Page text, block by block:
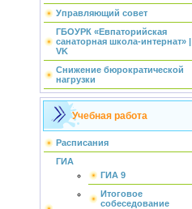
Управляющий совет
ГБОУРК «Евпаторийская
санаторная школа-интернат» |
VK
Снижение бюрократической
нагрузки
Учебная работа
Расписания
ГИА
ГИА 9
Итоговое
собеседование